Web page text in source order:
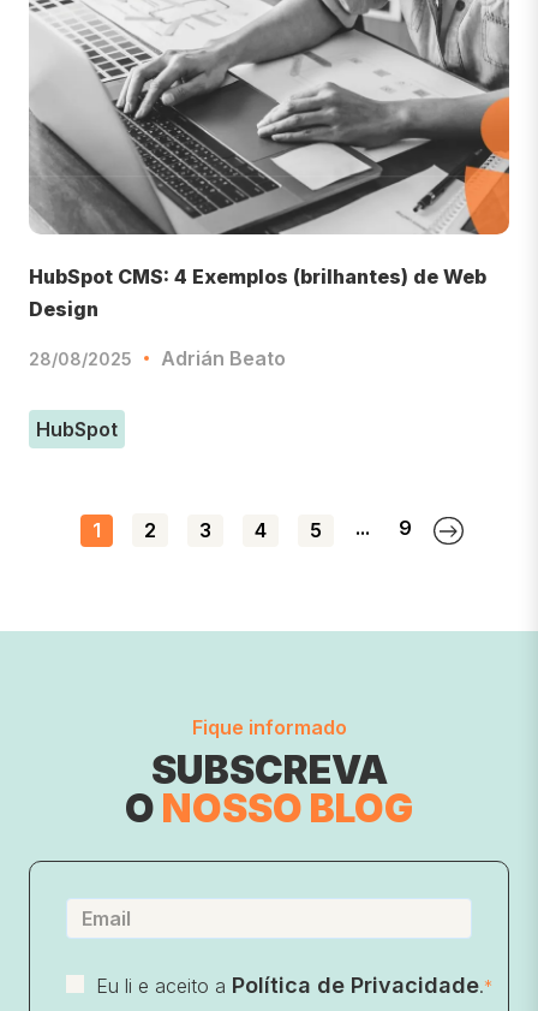
HubSpot CMS: 4 Exemplos (brilhantes) de Web
Design
28/08/2025 Adrián Beato
HubSpot
1 2 3 4 5 ... 9
Fique informado
SUBSCREVA
O NOSSO BLOG
Eu li e aceito a Política de Privacidade.*